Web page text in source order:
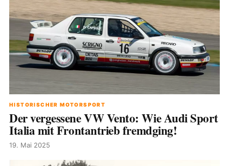
HISTORISCHER MOTORSPORT
Der vergessene VW Vento: Wie Audi Sport
Italia mit Frontantrieb fremdging!
19. Mai 2025